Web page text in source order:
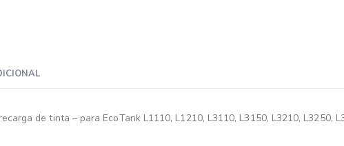
de tinta – para EcoTank L1110, L1210, L3110, L3150, L3210, L3250,